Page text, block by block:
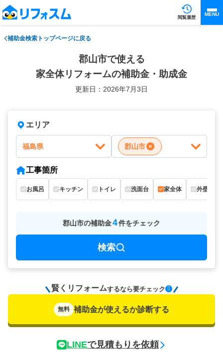
閲覧履歴
MENU
補助金検索トップページに戻る
郡山市で使える
家全体リフォームの補助金・助成金
更新日：2026年7月3日
エリア
福島県 郡山市
工事箇所
お風呂 キッチン トイレ 洗面台 家全体 外壁
郡山市の補助金4件をチェック
検索
賢くリフォームするなら要チェック
無料 補助金が使えるか診断する
LINEで見積もりを依頼